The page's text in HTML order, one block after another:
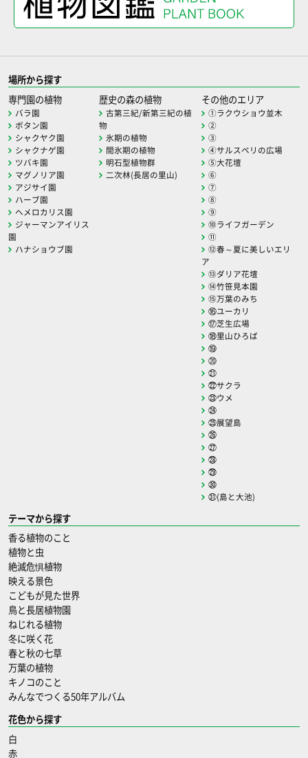
場所から探す
専門園の植物
バラ園
ボタン園
シャクヤク園
シャクナゲ園
ツバキ園
マグノリア園
アジサイ園
ハーブ園
ヘメロカリス園
ジャーマンアイリス
園
ハナショウブ園
歴史の森の植物
古第三紀/新第三紀の植
物
氷期の植物
間氷期の植物
明石型植物群
二次林(長居の里山)
その他のエリア
①ラクウショウ並木
②
③
④サルスベリの広場
⑤大花壇
⑥
⑦
⑧
⑨
⑩ライフガーデン
⑪
⑫春～夏に美しいエリ
ア
⑬ダリア花壇
⑭竹笹見本園
⑮万葉のみち
⑯ユーカリ
⑰芝生広場
⑱里山ひろば
⑲
⑳
㉑
㉒サクラ
㉓ウメ
㉔
㉕展望島
㉖
㉗
㉘
㉙
㉚
㉛(島と大池)
テーマから探す
香る植物のこと
植物と虫
絶滅危惧植物
映える景色
こどもが見た世界
鳥と長居植物園
ねじれる植物
冬に咲く花
春と秋の七草
万葉の植物
キノコのこと
みんなでつくる50年アルバム
花色から探す
白
赤